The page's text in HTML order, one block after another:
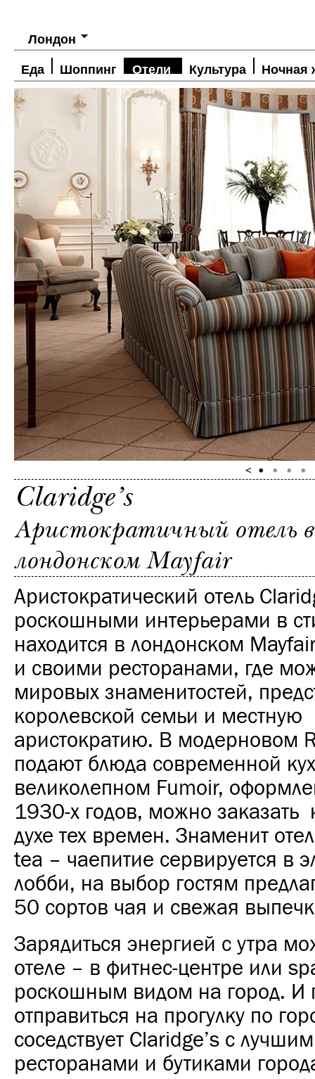
Лондон
Еда Шоппинг Отели Культура Ночная
Claridge’s
Аристократичный отель в
лондонском Mayfair
Аристократический отель
роскошными интерьерами в
находится в лондонском
и своими ресторанами, где
мировых знаменитостей,
королевской семьи и местную
аристократию. В модерновом
подают блюда современной
великолепном Fumoir,
1930-х годов, можно заказать
духе тех времен. Знаменит
tea – чаепитие сервируется в
лобби, на выбор гостям
50 сортов чая и свежая
Зарядиться энергией с утра
отеле – в фитнес-центре или
роскошным видом на город. И
отправиться на прогулку по
соседствует Claridge’s с
ресторанами и бутиками